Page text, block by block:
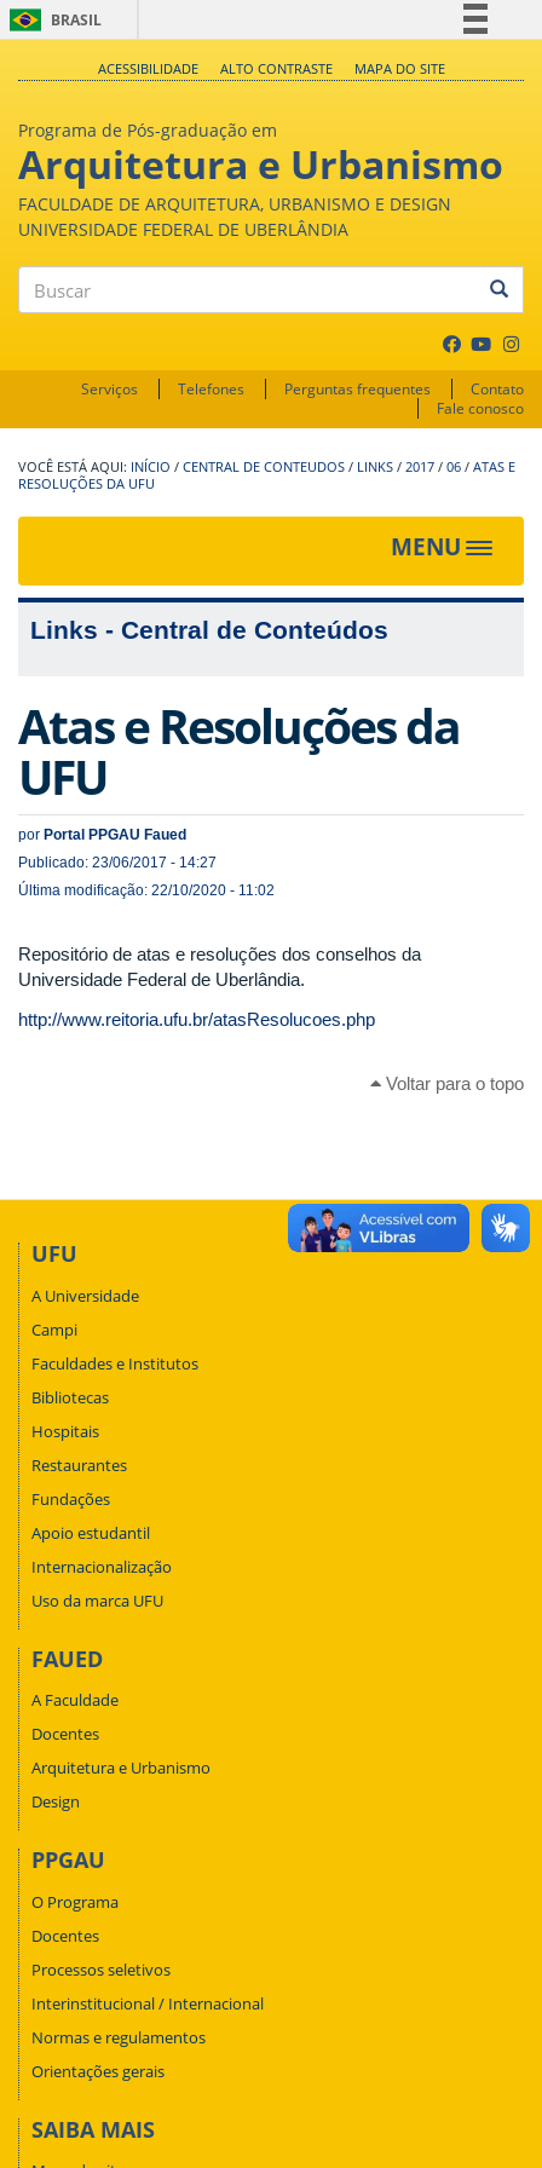
BRASIL
Acesso à informação
Legislação
ACESSIBILIDADE ALTO CONTRASTE MAPA DO SITE
Programa de Pós-graduação em
Arquitetura e Urbanismo
FACULDADE DE ARQUITETURA, URBANISMO E DESIGN
UNIVERSIDADE FEDERAL DE UBERLÂNDIA
Serviços Telefones Perguntas frequentes
Contato
Fale conosco
INÍCIO / CENTRAL DE CONTEUDOS / LINKS / 2017 / 06 / ATAS E
RESOLUÇÕES DA UFU
MENU
Toggle
Links - Central de Conteúdos
Atas e Resoluções da
UFU
por Portal PPGAU Faued
Publicado: 23/06/2017 - 14:27
Última modificação: 22/10/2020 - 11:02
Repositório de atas e resoluções dos conselhos da
Universidade Federal de Uberlândia.
http://www.reitoria.ufu.br/atasResolucoes.php
Voltar para o topo
UFU
A Universidade
Campi
Faculdades e Institutos
Bibliotecas
Hospitais
Restaurantes
Fundações
Apoio estudantil
Internacionalização
Uso da marca UFU
FAUED
A Faculdade
Docentes
Arquitetura e Urbanismo
Design
PPGAU
O Programa
Docentes
Processos seletivos
Interinstitucional / Internacional
Normas e regulamentos
Orientações gerais
SAIBA MAIS